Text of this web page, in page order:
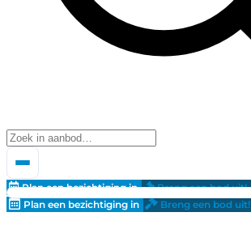
Plan een bezichtiging in Breng een bod uit!
Plan een bezichtiging in
Breng een bod uit!